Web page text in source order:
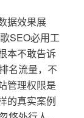
据效果展
SEO必用工
本不敢告诉
名流量，不
管理权限是
的真实案例